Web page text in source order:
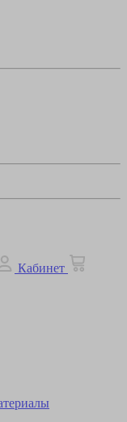
Кабинет